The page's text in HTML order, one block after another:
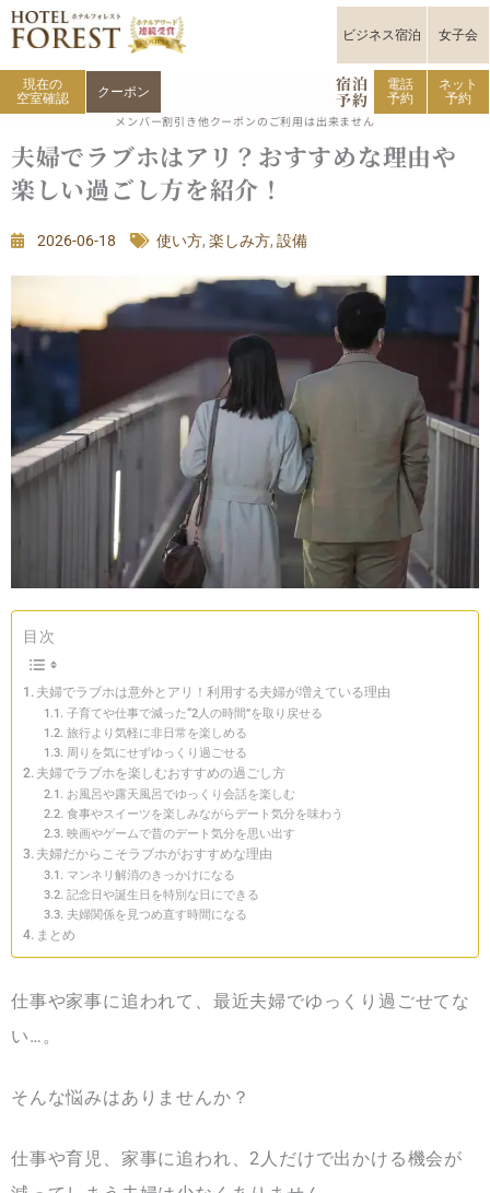
内
容
プ
ビジネス宿泊 女子会
現在の
空室確認
クーポン 宿泊
予約
電話
予約
ネット
予約
メンバー割引き他クーポンのご利用は出来ません
夫婦でラブホはアリ？おすすめな理由や
楽しい過ごし方を紹介！
2026-06-18 使い方, 楽しみ方, 設備
目次
夫婦でラブホは意外とアリ！利用する夫婦が増えている理由
子育てや仕事で減った“2人の時間”を取り戻せる
旅行より気軽に非日常を楽しめる
周りを気にせずゆっくり過ごせる
夫婦でラブホを楽しむおすすめの過ごし方
お風呂や露天風呂でゆっくり会話を楽しむ
食事やスイーツを楽しみながらデート気分を味わう
映画やゲームで昔のデート気分を思い出す
夫婦だからこそラブホがおすすめな理由
マンネリ解消のきっかけになる
記念日や誕生日を特別な日にできる
夫婦関係を見つめ直す時間になる
まとめ
仕事や家事に追われて、最近夫婦でゆっくり過ごせてな
い…。
そんな悩みはありませんか？
仕事や育児、家事に追われ、2人だけで出かける機会が